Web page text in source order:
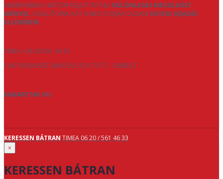
AMENNYIBEN A BÚTOR FELJUTTATÁSA KÜLÖNLEGES MEGOLDÁST
IGÉNYEL, SZÁLLÍTÓINK AZT IS MEG TUDJÁK OLDANI EGYEDI DÍJAZÁS
ELLENÉBEN.
TÍMEA +36 20 561 46 33
1047 BUDAPEST BAROSS UTCA 75-77. 1 EMELET
KANAPETAR.HU
KERESSEN BÁTRAN TIMEA 06 20 / 561 46 33
×
KERESSEN BÁTRAN